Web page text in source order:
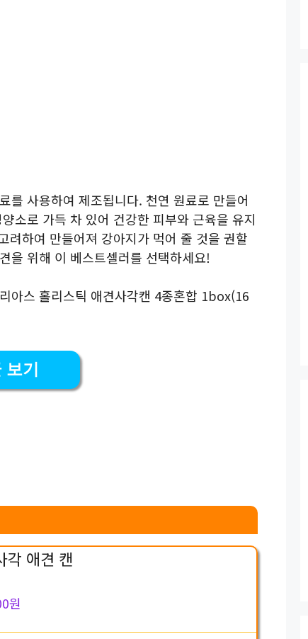
를 사용하여 제조됩니다. 천연 원료로 만들어
소로 가득 차 있어 건강한 피부와 근육을 유지
려하여 만들어져 강아지가 먹어 줄 것을 권할
을 위해 이 베스트셀러를 선택하세요!
아스 홀리스틱 애견사각캔 4종혼합 1box(16
기
각 애견 캔
원